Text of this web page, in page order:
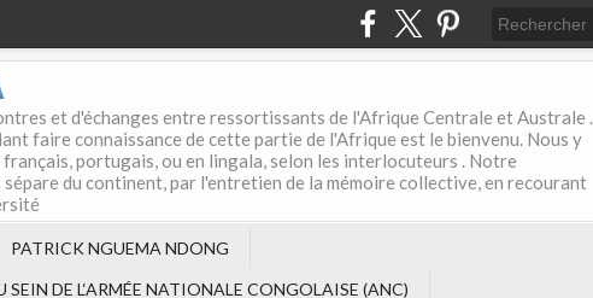
et d'échanges entre ressortissants de l'Afrique Centrale et Australe .
faire connaissance de cette partie de l'Afrique est le bienvenu. Nous y
portugais, ou en lingala, selon les interlocuteurs . Notre
du continent, par l'entretien de la mémoire collective, en recourant
PATRICK NGUEMA NDONG
SEIN DE L‘ARMÉE NATIONALE CONGOLAISE (ANC)